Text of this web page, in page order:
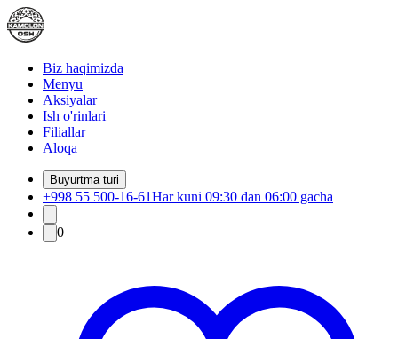
Biz haqimizda
Menyu
Aksiyalar
Ish o'rinlari
Filiallar
Aloqa
Buyurtma turi
+998 55 500-16-61Har kuni 09:30 dan 06:00 gacha
0